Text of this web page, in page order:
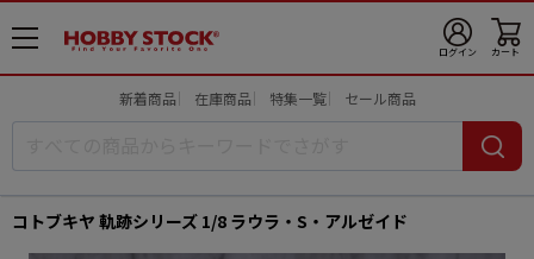
メ
ニ
ログイン カート
新着商品 在庫商品 特集一覧 セール商品
コトブキヤ 軌跡シリーズ 1/8 ラウラ・S・アルゼイド